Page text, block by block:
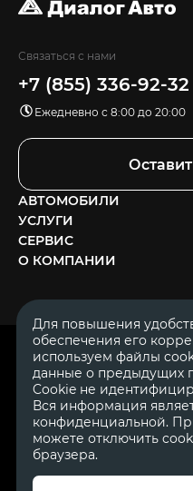
Связаться с нами
+7 (855) 336-92-32
Ежедневно с 8:00 до 20:00
АВТОМОБИЛИ
УСЛУГИ
СЕРВИС
О КОМПАНИИ
© 2007—2026 «Диалог Авто»
Обращаем Ваше внимание на
носит исключительно
каких условиях не является
положениями Статьи 437
Федерации.Для получения
продажам автосалонов
ОГРН 1111644005153
ИНН 1644062657
Для повышения
обеспечения его
используем файлы
данные о предыдущих
Cookie не
Вся информация
конфиденциальной.
можете отключить
браузера.